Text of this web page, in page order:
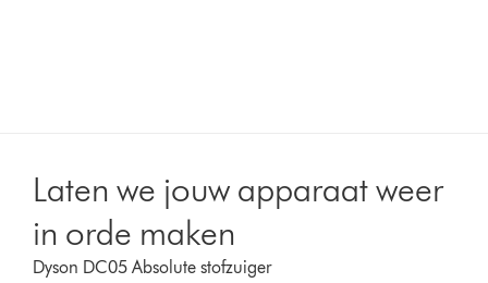
Laten we jouw apparaat weer
in orde maken
Dyson DC05 Absolute stofzuiger